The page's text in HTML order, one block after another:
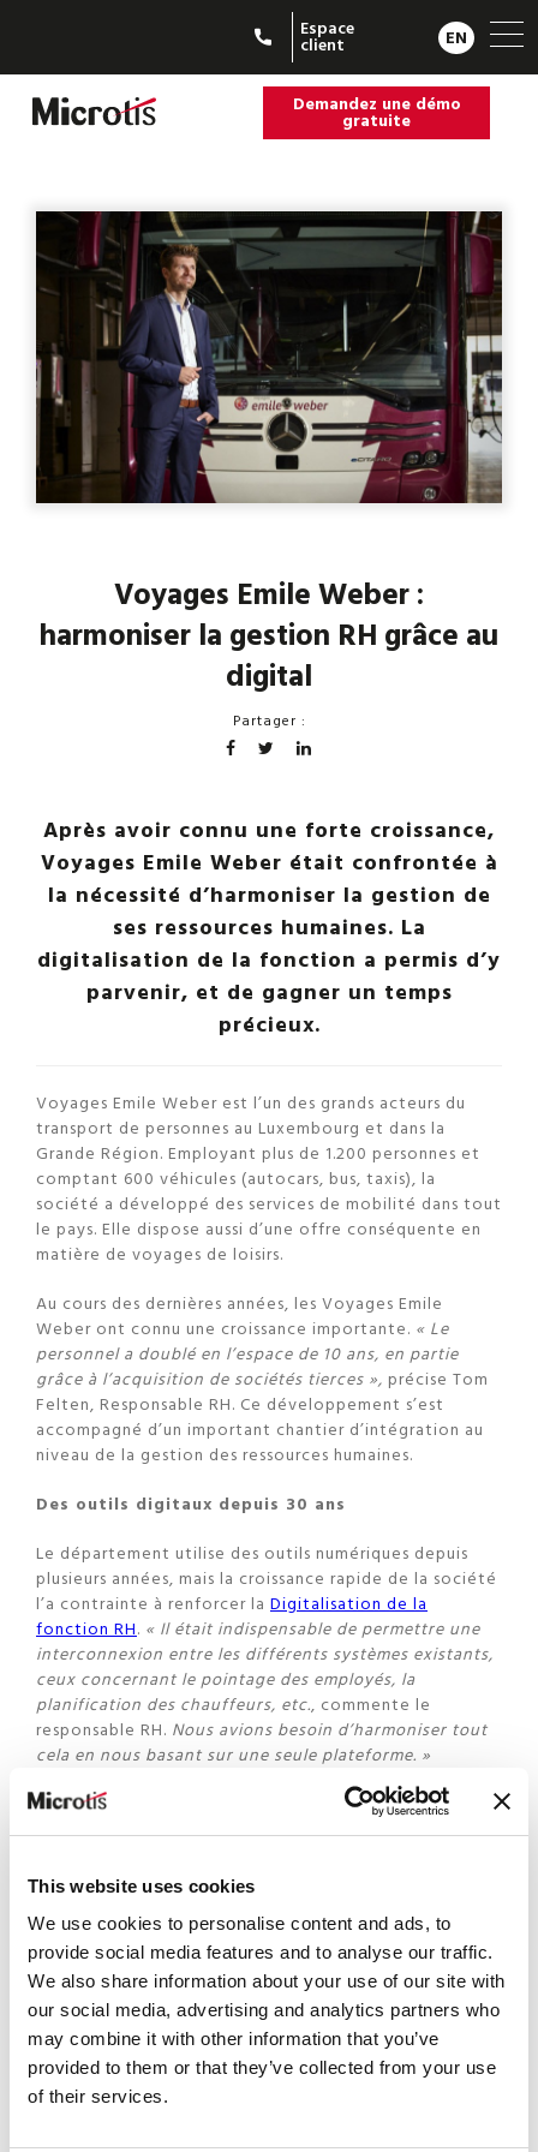
This website uses cookies
We use cookies to personalise content and ads, to
provide social media features and to analyse our traffic.
We also share information about your use of our site with
our social media, advertising and analytics partners who
may combine it with other information that you’ve
provided to them or that they’ve collected from your use
of their services.
Espace
client EN
Demandez une démo
gratuite
Voyages Emile Weber :
harmoniser la gestion RH grâce au
digital
Partager :
Après avoir connu une forte croissance,
Voyages Emile Weber était confrontée à
la nécessité d’harmoniser la gestion de
ses ressources humaines. La
digitalisation de la fonction a permis d’y
parvenir, et de gagner un temps
précieux.
Voyages Emile Weber est l’un des grands acteurs du
transport de personnes au Luxembourg et dans la
Grande Région. Employant plus de 1.200 personnes et
comptant 600 véhicules (autocars, bus, taxis), la
société a développé des services de mobilité dans tout
le pays. Elle dispose aussi d’une offre conséquente en
matière de voyages de loisirs.
Au cours des dernières années, les Voyages Emile
Weber ont connu une croissance importante. « Le
personnel a doublé en l’espace de 10 ans, en partie
grâce à l’acquisition de sociétés tierces », précise Tom
Felten, Responsable RH. Ce développement s’est
accompagné d’un important chantier d’intégration au
niveau de la gestion des ressources humaines.
Des outils digitaux depuis 30 ans
Le département utilise des outils numériques depuis
plusieurs années, mais la croissance rapide de la société
l’a contrainte à renforcer la Digitalisation de la
fonction RH. « Il était indispensable de permettre une
interconnexion entre les différents systèmes existants,
ceux concernant le pointage des employés, la
planification des chauffeurs, etc., commente le
responsable RH. Nous avions besoin d’harmoniser tout
cela en nous basant sur une seule plateforme. »
A cela s’ajoutent des contraintes réglementaires de
plus en plus poussées, notamment par rapport à
mais aussi au spécificités des métiers exercés.
l’une concernant les chauffeurs de bus, l’autre les taxis.
Par ailleurs, certains salaires sont mensualisés, alors
que d’autres sont des rémunérations à l’heure. Leur
calcul constitue vite un sacré casse-tête » , explique
Tom Felten.
Du temps gagné pour d’autres aspects de la
fonction